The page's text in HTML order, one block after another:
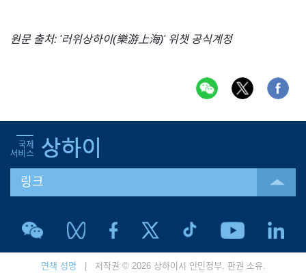
원문 출처: '러위상하이(樂游上海)' 위챗 공식계정
링크
면책 성명 | 저작권 © 2026 상하이시 인민정부. 판권 소유.